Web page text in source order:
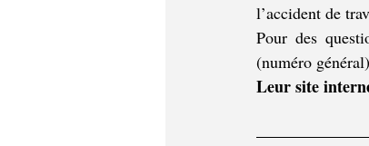
l’accident de
Pour des
(numéro
Leur site